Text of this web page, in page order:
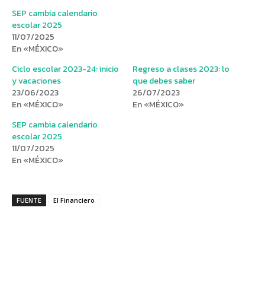
SEP cambia calendario
escolar 2025
11/07/2025
En «MÉXICO»
Ciclo escolar 2023-24: inicio
y vacaciones
23/06/2023
En «MÉXICO»
Regreso a clases 2023: lo
que debes saber
26/07/2023
En «MÉXICO»
SEP cambia calendario
escolar 2025
11/07/2025
En «MÉXICO»
FUENTE El Financiero